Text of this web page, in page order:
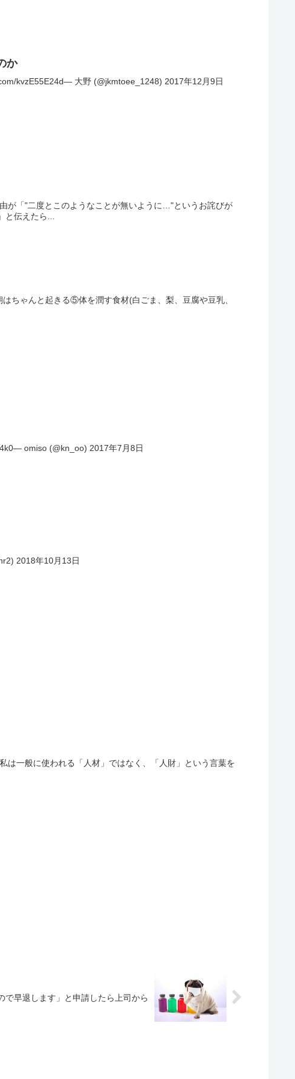
か
kvzE55E24d— 大野 (@jkmtoee_1248) 2017年12月9日
が「"二度とこのようなことが無いように…"というお詫びが
伝えたら...
ちゃんと起きる⑤体を潤す食材(白ごま、梨、豆腐や豆乳、
omiso (@kn_oo) 2017年7月8日
2018年10月13日
一般に使われる「人材」ではなく、「人財」という言葉を
で早退します」と申請したら上司から